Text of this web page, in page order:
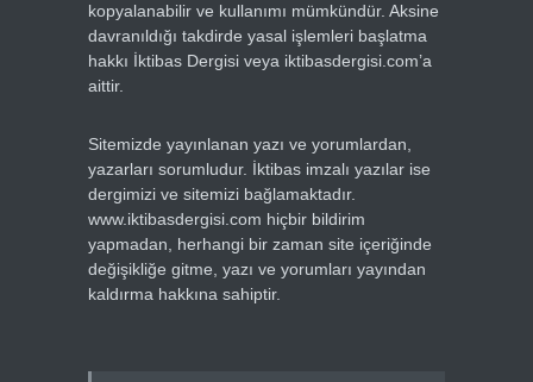
kopyalanabilir ve kullanımı mümkündür. Aksine
davranıldığı takdirde yasal işlemleri başlatma
hakkı İktibas Dergisi veya iktibasdergisi.com’a
aittir.
Sitemizde yayınlanan yazı ve yorumlardan,
yazarları sorumludur. İktibas imzalı yazılar ise
dergimizi ve sitemizi bağlamaktadır.
www.iktibasdergisi.com hiçbir bildirim
yapmadan, herhangi bir zaman site içeriğinde
değişikliğe gitme, yazı ve yorumları yayından
kaldırma hakkına sahiptir.